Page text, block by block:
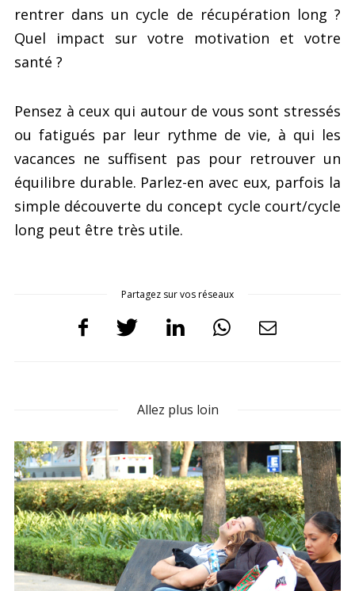
rentrer dans un cycle de récupération long ?
Quel impact sur votre motivation et votre
santé ?
Pensez à ceux qui autour de vous sont stressés
ou fatigués par leur rythme de vie, à qui les
vacances ne suffisent pas pour retrouver un
équilibre durable. Parlez-en avec eux, parfois la
simple découverte du concept cycle court/cycle
long peut être très utile.
Partagez sur vos réseaux
Allez plus loin